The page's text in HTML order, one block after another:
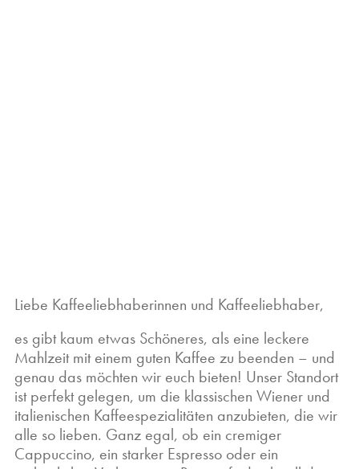
Liebe Kaffeeliebhaberinnen und Kaffeeliebhaber,
es gibt kaum etwas Schöneres, als eine leckere
Mahlzeit mit einem guten Kaffee zu beenden – und
genau das möchten wir euch bieten! Unser Standort
ist perfekt gelegen, um die klassischen Wiener und
italienischen Kaffeespezialitäten anzubieten, die wir
alle so lieben. Ganz egal, ob ein cremiger
Cappuccino, ein starker Espresso oder ein